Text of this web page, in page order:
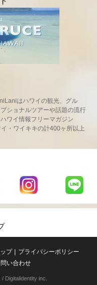
はハワイの観光、グル
ショナルツアーや話題の流行
ワイ情報フリーマガジン
・ワイキキの計400ヶ所以上
LaniLani
LaniLani
プ
プライバシーポリシー
い合わせ
Digitalidentity inc.